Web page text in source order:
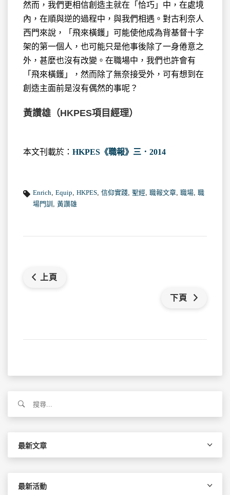
然而，我們更相信創造主就在「恰巧」中，在處境
內，在順與逆的過程中，與我們相遇。對古利奈人
西門來說，「飛來橫鑊」可能使他成為背基督十字
架的第一個人，也可能只是他事後除了一身倦意之
外，甚麼也沒有改變。在職場中，我們也許會有
「飛來橫鑊」，然而除了無奈接受外，可有想到在
創造主面前是沒有偶然的事呢？
黃讚雄（HKPES項目經理）
本文刊載於： HKPES《職報》三．2014
Enrich, Equip, HKPES, 信仰實踐, 聖經, 職報文章, 職場, 職
場門訓 , 黃讚雄
上頁
下頁
關
最新文章
最新活動